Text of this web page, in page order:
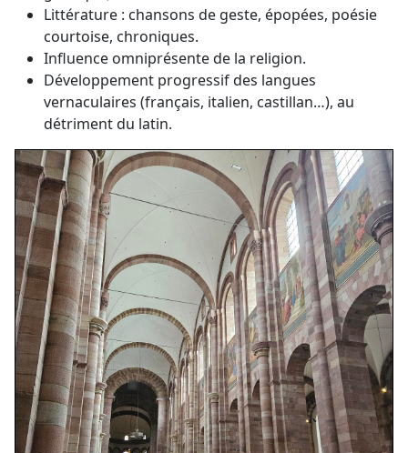
Littérature : chansons de geste, épopées, poésie
courtoise, chroniques.
Influence omniprésente de la religion.
Développement progressif des langues
vernaculaires (français, italien, castillan…), au
détriment du latin.